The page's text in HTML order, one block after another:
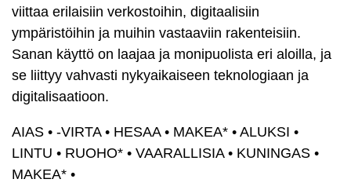
viittaa erilaisiin verkostoihin, digitaalisiin
ympäristöihin ja muihin vastaaviin rakenteisiin.
Sanan käyttö on laajaa ja monipuolista eri aloilla, ja
se liittyy vahvasti nykyaikaiseen teknologiaan ja
digitalisaatioon.
AIAS • -VIRTA• HESAA• MAKEA* • ALUKSI •
LINTU • RUOHO* • VAARALLISIA• KUNINGAS •
MAKEA* •